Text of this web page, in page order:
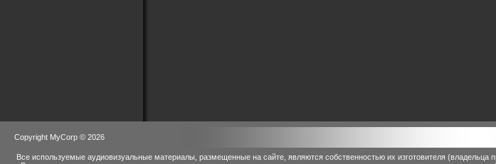
Copyright MyCorp © 2026
Все используемые аудиовизуальные материалы, размещенные на сайте, являются собственностью их изготовителя